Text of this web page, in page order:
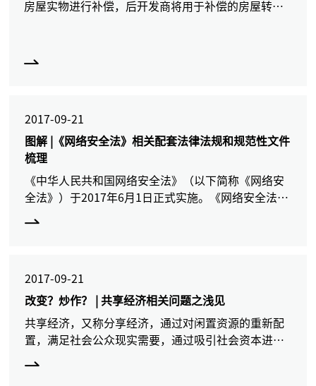
房屋实物进行补偿，后开发商将用于补偿的房屋转卖
年上半年在我们代
2017-09-21
图解 |《网络安全法》相关配套法律法规和规范性文件
梳理
《中华人民共和国网络安全法》（以下简称《网络安
全法》）于2017年6月1日正式实施。《网络安全法》
2017-09-21
改变？炒作？ | 共享经济相关问题之浅见
共享经济，又称分享经济，通过对闲置资源的重新配
置，满足社会公众现实需要，通过吸引社会资本进入